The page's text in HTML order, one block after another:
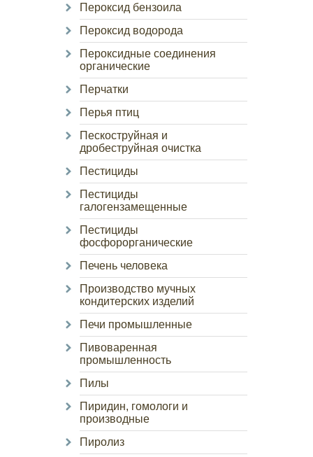
Пероксид бензоила
Пероксид водорода
Пероксидные соединения
органические
Перчатки
Перья птиц
Пескоструйная и
дробеструйная очистка
Пестициды
Пестициды
галогензамещенные
Пестициды
фосфорорганические
Печень человека
Производство мучных
кондитерских изделий
Печи промышленные
Пивоваренная
промышленность
Пилы
Пиридин, гомологи и
производные
Пиролиз